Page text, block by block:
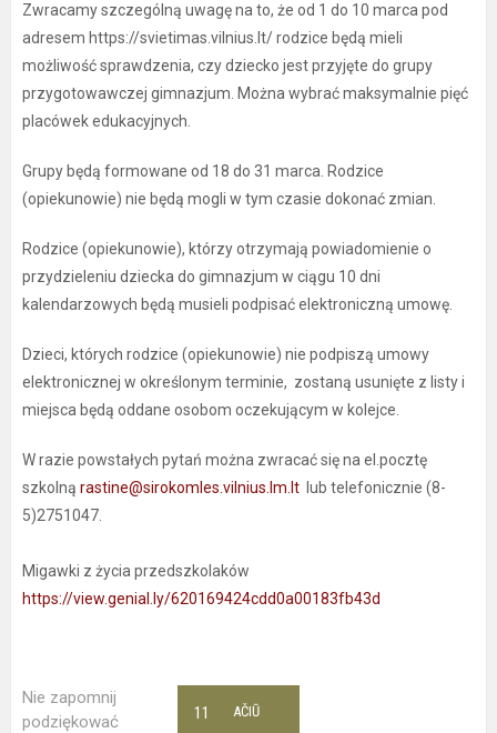
Zwracamy szczególną uwagę na to, że od 1 do 10 marca pod
adresem https://svietimas.vilnius.lt/ rodzice będą mieli
możliwość sprawdzenia, czy dziecko jest przyjęte do grupy
przygotowawczej gimnazjum. Można wybrać maksymalnie pięć
placówek edukacyjnych.
Grupy będą formowane od 18 do 31 marca. Rodzice
(opiekunowie) nie będą mogli w tym czasie dokonać zmian.
Rodzice (opiekunowie), którzy otrzymają powiadomienie o
przydzieleniu dziecka do gimnazjum w ciągu 10 dni
kalendarzowych będą musieli podpisać elektroniczną umowę.
Dzieci, których rodzice (opiekunowie) nie podpiszą umowy
elektronicznej w określonym terminie, zostaną usunięte z listy i
miejsca będą oddane osobom oczekującym w kolejce.
W razie powstałych pytań można zwracać się na el.pocztę
szkolną rastine@sirokomles.vilnius.lm.lt lub telefonicznie (8-
5)2751047.
Migawki z życia przedszkolaków
https://view.genial.ly/620169424cdd0a00183fb43d
Nie zapomnij
podziękować
AČIŪ
11